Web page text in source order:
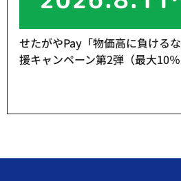
せたがやPay「物価高に負ける
援キャンペーン第2弾（最大10％